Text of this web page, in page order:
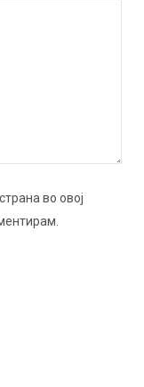
во овој